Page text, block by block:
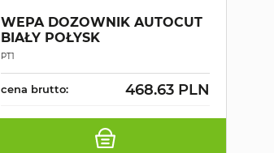
WEPA DOZOWNIK AUTOCUT
BIAŁY POŁYSK
PT1
cena brutto: 468.63 PLN